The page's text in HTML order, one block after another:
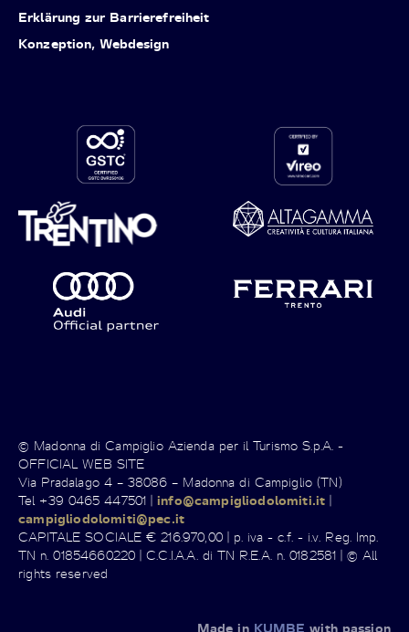
Erklärung zur Barrierefreiheit
Konzeption, Webdesign
© Madonna di Campiglio Azienda per il Turismo S.p.A. -
OFFICIAL WEB SITE
Via Pradalago 4 – 38086 – Madonna di Campiglio (TN)
Tel +39 0465 447501 |info@campigliodolomiti.it |
campigliodolomiti@pec.it
CAPITALE SOCIALE € 216.970,00 | p. iva - c.f. - i.v. Reg. Imp.
TN n. 01854660220 | C.C.I.A.A. di TN R.E.A. n. 0182581 | © All
rights reserved
Made in KUMBE with passion